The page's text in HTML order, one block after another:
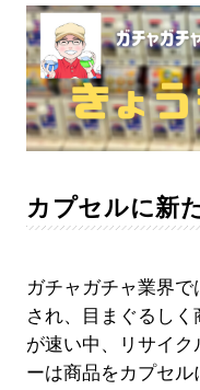
カプセルに新
ガチャガチャ業界
され、目まぐるし
が速い中、リサイ
ーは商品をカプセ